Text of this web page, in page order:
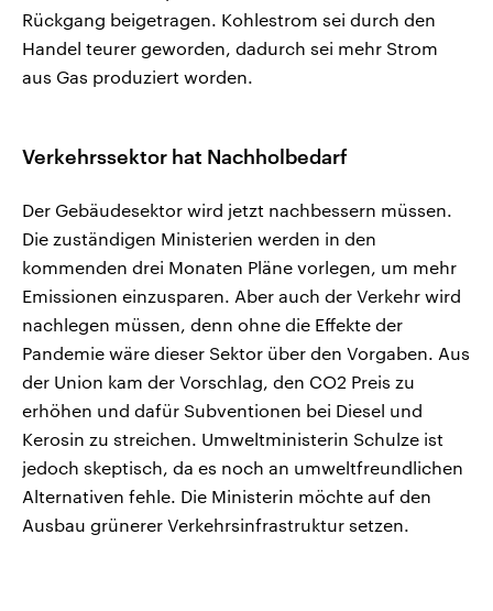
Rückgang beigetragen. Kohlestrom sei durch den
Handel teurer geworden, dadurch sei mehr Strom
aus Gas produziert worden.
Verkehrssektor hat Nachholbedarf
Der Gebäudesektor wird jetzt nachbessern müssen.
Die zuständigen Ministerien werden in den
kommenden drei Monaten Pläne vorlegen, um mehr
Emissionen einzusparen. Aber auch der Verkehr wird
nachlegen müssen, denn ohne die Effekte der
Pandemie wäre dieser Sektor über den Vorgaben. Aus
der Union kam der Vorschlag, den CO2 Preis zu
erhöhen und dafür Subventionen bei Diesel und
Kerosin zu streichen. Umweltministerin Schulze ist
jedoch skeptisch, da es noch an umweltfreundlichen
Alternativen fehle. Die Ministerin möchte auf den
Ausbau grünerer Verkehrsinfrastruktur setzen.